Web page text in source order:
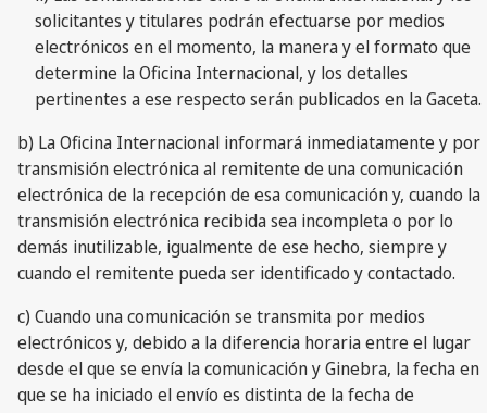
solicitantes y titulares podrán efectuarse por medios
electrónicos en el momento, la manera y el formato que
determine la Oficina Internacional, y los detalles
pertinentes a ese respecto serán publicados en la Gaceta.
b) La Oficina Internacional informará inmediatamente y por
transmisión electrónica al remitente de una comunicación
electrónica de la recepción de esa comunicación y, cuando la
transmisión electrónica recibida sea incompleta o por lo
demás inutilizable, igualmente de ese hecho, siempre y
cuando el remitente pueda ser identificado y contactado.
c) Cuando una comunicación se transmita por medios
electrónicos y, debido a la diferencia horaria entre el lugar
desde el que se envía la comunicación y Ginebra, la fecha en
que se ha iniciado el envío es distinta de la fecha de